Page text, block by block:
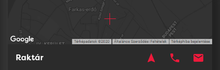
Raktár navigation phone mail